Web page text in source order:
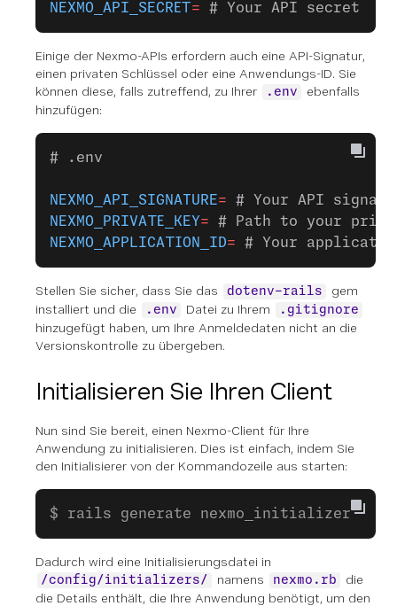
NEXMO_API_SECRET= # Your API secret
Einige der Nexmo-APIs erfordern auch eine API-Signatur,
einen privaten Schlüssel oder eine Anwendungs-ID. Sie
können diese, falls zutreffend, zu Ihrer
.env
ebenfalls
hinzufügen:
# .env
NEXMO_API_SIGNATURE= # Your API
NEXMO_PRIVATE_KEY= # Path to your
NEXMO_APPLICATION_ID= # Your
Stellen Sie sicher, dass Sie das dotenv-rails
gem
installiert und die
.env Datei zu Ihrem .gitignore
hinzugefügt haben, um Ihre Anmeldedaten nicht an die
Versionskontrolle zu übergeben.
Initialisieren Sie Ihren Client
Nun sind Sie bereit, einen Nexmo-Client für Ihre
Anwendung zu initialisieren. Dies ist einfach, indem Sie
den Initialisierer von der Kommandozeile aus starten:
$ rails generate nexmo_initializer
Dadurch wird eine Initialisierungsdatei in
/config/initializers/ namens nexmo.rb
die
die Details enthält, die Ihre Anwendung benötigt, um den